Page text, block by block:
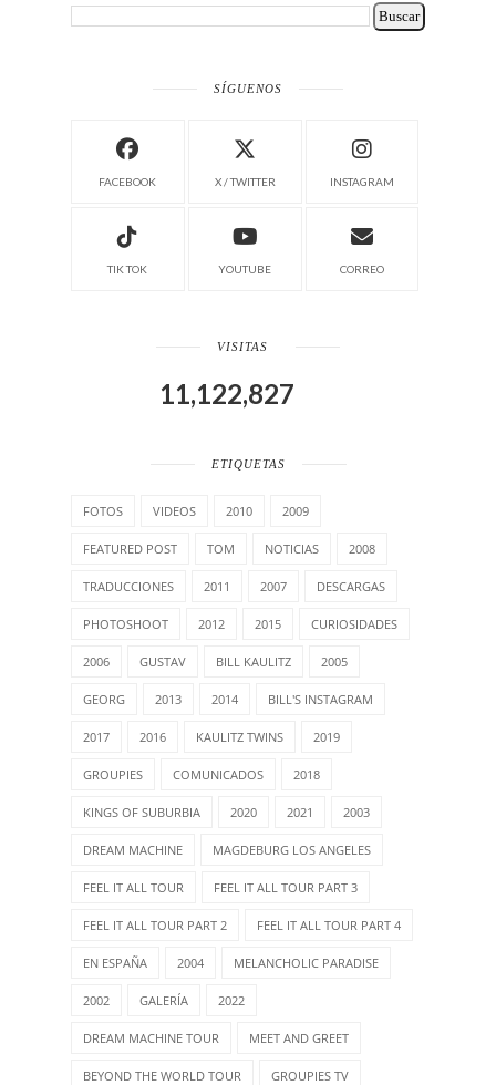
SÍGUENOS
FACEBOOK X / TWITTER INSTAGRAM
TIK TOK YOUTUBE CORREO
VISITAS
11,122,827
ETIQUETAS
FOTOS VIDEOS 2010 2009
FEATURED POST TOM NOTICIAS 2008
TRADUCCIONES 2011 2007 DESCARGAS
PHOTOSHOOT 2012 2015 CURIOSIDADES
2006 GUSTAV BILL KAULITZ 2005
GEORG 2013 2014 BILL'S INSTAGRAM
2017 2016 KAULITZ TWINS 2019
GROUPIES COMUNICADOS 2018
KINGS OF SUBURBIA 2020 2021 2003
DREAM MACHINE MAGDEBURG LOS ANGELES
FEEL IT ALL TOUR FEEL IT ALL TOUR PART 3
FEEL IT ALL TOUR PART 2 FEEL IT ALL TOUR PART 4
EN ESPAÑA 2004 MELANCHOLIC PARADISE
2002 GALERÍA 2022
DREAM MACHINE TOUR MEET AND GREET
BEYOND THE WORLD TOUR GROUPIES TV